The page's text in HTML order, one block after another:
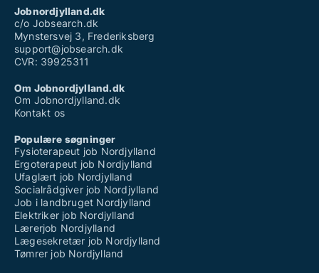
Jobnordjylland.dk
c/o Jobsearch.dk
Mynstersvej 3, Frederiksberg
support@jobsearch.dk
CVR: 39925311
Om Jobnordjylland.dk
Om Jobnordjylland.dk
Kontakt os
Populære søgninger
Fysioterapeut job Nordjylland
Ergoterapeut job Nordjylland
Ufaglært job Nordjylland
Socialrådgiver job Nordjylland
Job i landbruget Nordjylland
Elektriker job Nordjylland
Lærerjob Nordjylland
Lægesekretær job Nordjylland
Tømrer job Nordjylland